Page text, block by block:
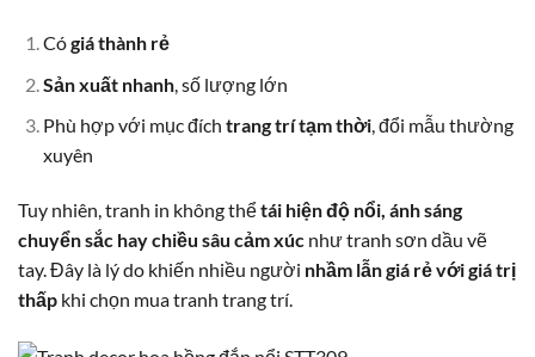
Cógiá thành rẻ
Sản xuất nhanh, số lượng lớn
Phù hợp với mục đích trang trí tạm thời, đổi mẫu thường
xuyên
Tuy nhiên, tranh in không thểtái hiện độ nổi, ánh sáng
chuyển sắc hay chiều sâu cảm xúc như tranh sơn dầu vẽ
tay. Đây là lý do khiến nhiều người nhầm lẫn giá rẻ với giá trị
thấp khi chọn mua tranh trang trí.